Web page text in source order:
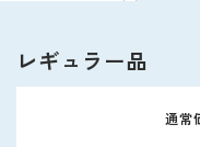
レギュラー品
通常